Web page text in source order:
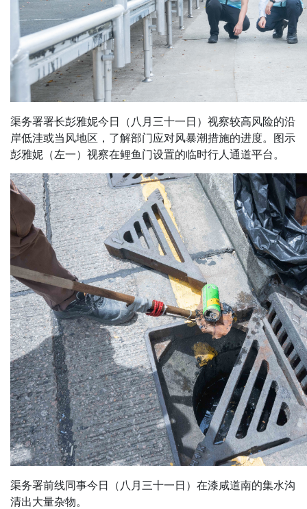
渠务署署长彭雅妮今日（八月三十一日）视察较高风险的沿
岸低洼或当风地区，了解部门应对风暴潮措施的进度。图示
彭雅妮（左一）视察在鲤鱼门设置的临时行人通道平台。
渠务署前线同事今日（八月三十一日）在漆咸道南的集水沟
清出大量杂物。